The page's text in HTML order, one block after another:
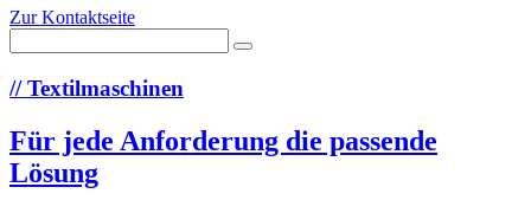
Zur Kontaktseite
//Textilmaschinen
Für jede Anforderung die passende
Lösung